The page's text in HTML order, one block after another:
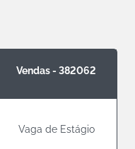
Vendas - 382062
Vaga de Estágio